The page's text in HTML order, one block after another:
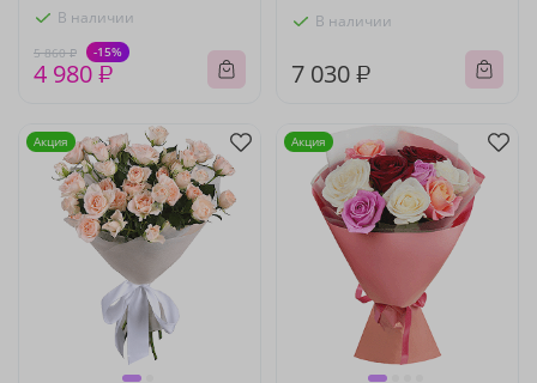
В наличии
5 860 ₽ -15%
4 980 ₽
В наличии
7 030 ₽
Акция Акция